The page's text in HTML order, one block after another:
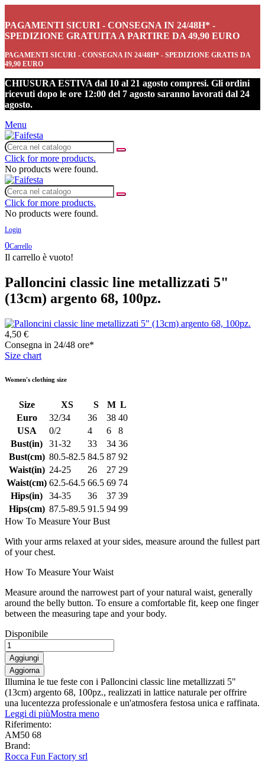
PAGAMENTI SICURI - CONSEGNA IN 24/48H* -
SPEDIZIONE GRATUITA A PARTIRE DA 49,90 EURO
PAGAMENTI SICURI - CONSEGNA IN 24/48H* - SPEDIZIONE GRATIS DA
49,90 EURO
CHIUSURA ESTIVA dal 10 al 21 agosto compresi. Gli ordini
ricevuti dopo le ore 12:00 del 7 agosto saranno lavorati dal 24
agosto.
Menu
Click for more products.
No products were found.
Click for more products.
No products were found.
Login
0Carrello
Il carrello è vuoto!
Palloncini classic line metallizzati 5"
(13cm) argento 68, 100pz.
4,50 €
Consegna in 24/48 ore*
Size chart
Women's clothing size
Size XS S M L
Euro
32/34 36 38 40
USA
0/2 4 6
8
Bust(in)
31-32 33 34 36
Bust(cm) 80.5-82.5 84.5 87 92
Waist(in) 24-25 26 27 29
Waist(cm) 62.5-64.5 66.5 69 74
Hips(in)
34-35 36 37 39
Hips(cm) 87.5-89.5 91.5 94 99
How To Measure Your Bust
With your arms relaxed at your sides, measure around the fullest part
of your chest.
How To Measure Your Waist
Measure around the narrowest part of your natural waist, generally
around the belly button. To ensure a comfortable fit, keep one finger
between the measuring tape and your body.
Disponibile
Aggiungi
Illumina le tue feste con i Palloncini classic line metallizzati 5"
(13cm) argento 68, 100pz., realizzati in lattice naturale per offrire
una lucentezza professionale e un'atmosfera festosa unica e raffinata.
Leggi di piùMostra meno
Riferimento:
AM50 68
Brand:
Rocca Fun Factory srl